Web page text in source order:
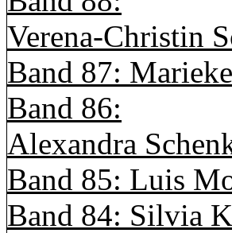
Verena-Christin
Band 87:
Band 86:
Alexandra
Band 85: Luis
Band 84: Silvia